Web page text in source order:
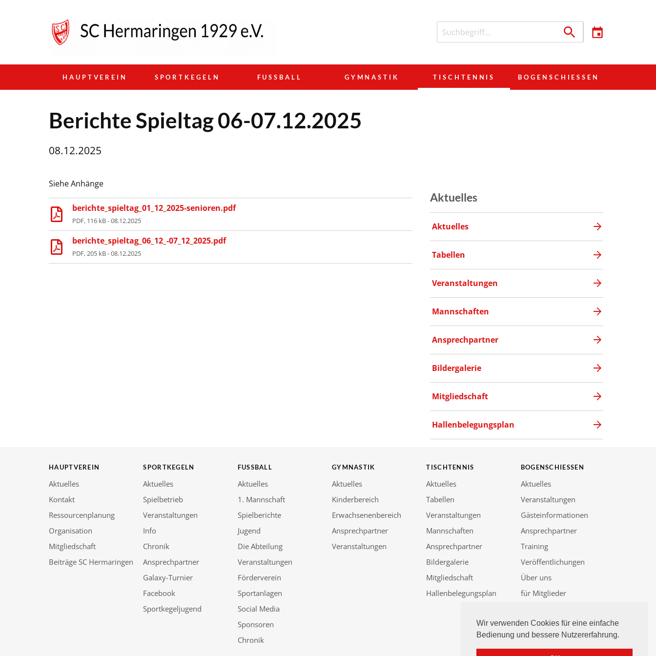
Wir verwenden Cookies für eine einfache
Bedienung und bessere Nutzererfahrung.
HAUPTVEREIN SPORTKEGELN FUSSBALL GYMNASTIK TISCHTENNIS BOGENSCHIESSEN
Berichte Spieltag 06-07.12.2025
08.12.2025
Siehe Anhänge
berichte_spieltag_01_12_2025-senioren.pdf
PDF, 116 kB - 08.12.2025
berichte_spieltag_06_12_-07_12_2025.pdf
PDF, 205 kB - 08.12.2025
Aktuelles
Aktuelles
Tabellen
Veranstaltungen
Mannschaften
Ansprechpartner
Bildergalerie
Mitgliedschaft
Hallenbelegungsplan
HAUPTVEREIN
Aktuelles
Kontakt
Ressourcenplanung
Organisation
Mitgliedschaft
Beiträge SC Hermaringen
SPORTKEGELN
Aktuelles
Spielbetrieb
Veranstaltungen
Info
Chronik
Ansprechpartner
Galaxy-Turnier
Facebook
Sportkegeljugend
FUSSBALL
Aktuelles
1. Mannschaft
Spielberichte
Jugend
Die Abteilung
Veranstaltungen
Förderverein
Sportanlagen
Social Media
Sponsoren
Chronik
GYMNASTIK
Aktuelles
Kinderbereich
Erwachsenenbereich
Ansprechpartner
Veranstaltungen
TISCHTENNIS
Aktuelles
Tabellen
Veranstaltungen
Mannschaften
Ansprechpartner
Bildergalerie
Mitgliedschaft
Hallenbelegungsplan
BOGENSCHIESSEN
Aktuelles
Veranstaltungen
Gästeinformationen
Ansprechpartner
Training
Veröffentlichungen
Über uns
für Mitglieder